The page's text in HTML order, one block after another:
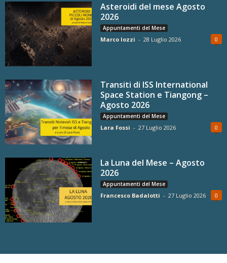
Asteroidi del mese Agosto
2026
Appuntamenti del Mese
Marco Iozzi - 28 Luglio 2026 0
Transiti di ISS International
Space Station e Tiangong –
Agosto 2026
Appuntamenti del Mese
Lara Fossi - 27 Luglio 2026 0
La Luna del Mese – Agosto
2026
Appuntamenti del Mese
Francesco Badalotti - 27 Luglio 2026 0